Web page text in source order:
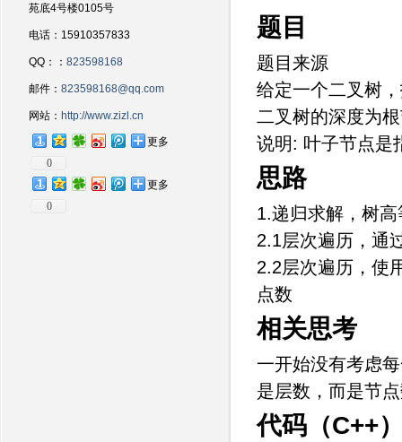
苑底4号楼0105号
电话：15910357833
QQ：： 823598168
邮件： 823598168@qq.com
网站： http://www.zizl.cn
更多
0
更多
0
题目
题目来源
给定一个二叉树
二叉树的深度为
说明: 叶子节点是
思路
1.递归求解，树
2.1层次遍历，通
2.2层次遍历，使
点数
相关思考
一开始没有考虑
是层数，而是节
代码（C++